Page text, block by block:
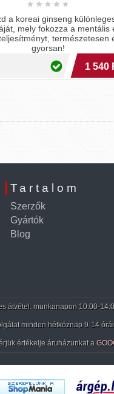
különleges
a mentális és
és
1 540 Ft
Tartalom
Szerzők
Gyártók
Blog
átvétel: munkanapon 10:00-
minden hétköznap 9-14
értékelje áruházunkat a